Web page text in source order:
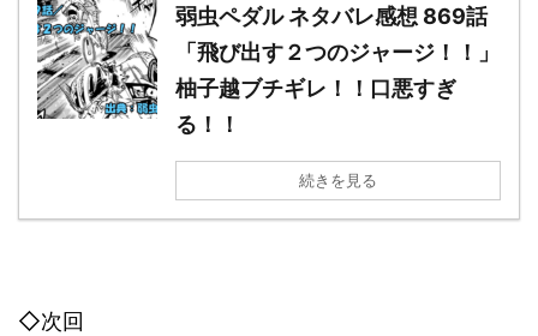
弱虫ペダル ネタバレ感想 869話
「飛び出す２つのジャージ！！」
柚子越ブチギレ！！口悪すぎ
る！！
続きを見る
◇次回